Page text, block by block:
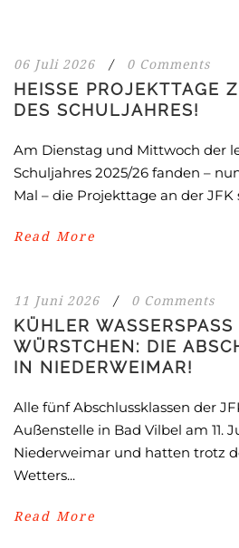
06 Juli 2026 / 0 Comments
HEISSE PROJEKTTAGE
ES SCHULJAHRES!
Am Dienstag und Mittwoch der
Schuljahres 2025/26 fanden –
Mal – die Projekttage an der JFK
Read More
11 Juni 2026 / 0 Comments
KÜHLER WASSERSPASS
RSTCHEN: DIE
NIEDERWEIMAR!
Alle fünf Abschlussklassen der
Außenstelle in Bad Vilbel am 11.
Niederweimar und hatten trotz
Wetters...
Read More